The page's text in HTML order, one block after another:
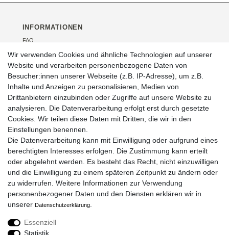
INFORMATIONEN
FAQ
Kontakt
Über uns
Veranstaltungen
RECHTLICHES
AGB
Impressum
Widerrufsrecht
Datenschutz
SOCIAL MEDIA
Wir verwenden Cookies und ähnliche Technologien auf unserer
Website und verarbeiten personenbezogene Daten von
Besucher:innen unserer Webseite (z.B. IP-Adresse), um z.B.
Inhalte und Anzeigen zu personalisieren, Medien von
Drittanbietern einzubinden oder Zugriffe auf unsere Website zu
analysieren. Die Datenverarbeitung erfolgt erst durch gesetzte
Cookies. Wir teilen diese Daten mit Dritten, die wir in den
Einstellungen benennen.
Die Datenverarbeitung kann mit Einwilligung oder aufgrund eines
berechtigten Interesses erfolgen. Die Zustimmung kann erteilt
oder abgelehnt werden. Es besteht das Recht, nicht einzuwilligen
und die Einwilligung zu einem späteren Zeitpunkt zu ändern oder
zu widerrufen. Weitere Informationen zur Verwendung
personenbezogener Daten und den Diensten erklären wir in
unserer Daten­schutz­erklärung
Essenziell
Statistik